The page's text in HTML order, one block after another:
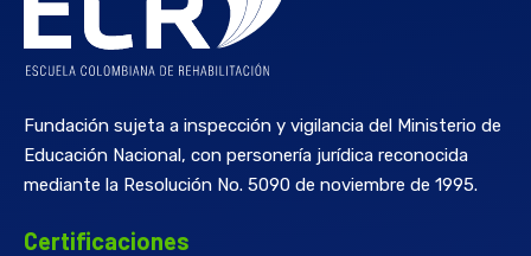
Fundación sujeta a inspección y vigilancia del Ministerio de
Educación Nacional, con personería jurídica reconocida
mediante la Resolución No. 5090 de noviembre de 1995.
Certificaciones